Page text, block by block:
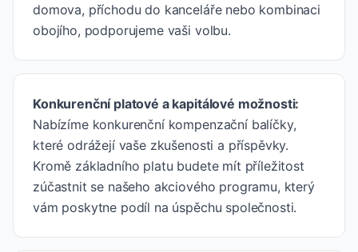
domova, příchodu do kanceláře nebo kombinaci
obojího, podporujeme vaši volbu.
Konkurenční platové a kapitálové možnosti:
Nabízíme konkurenční kompenzační balíčky,
které odrážejí vaše zkušenosti a příspěvky.
Kromě základního platu budete mít příležitost
zúčastnit se našeho akciového programu, který
vám poskytne podíl na úspěchu společnosti.